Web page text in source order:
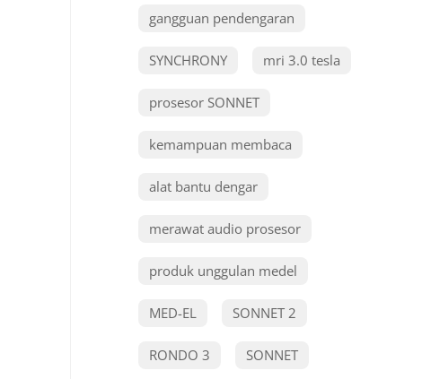
gangguan pendengaran
SYNCHRONY mri 3.0 tesla
prosesor SONNET
kemampuan membaca
alat bantu dengar
merawat audio prosesor
produk unggulan medel
MED-EL SONNET 2
RONDO 3 SONNET